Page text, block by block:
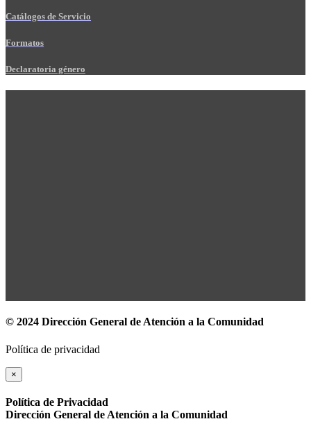
Catálogos de Servicio
Formatos
Declaratoria género
© 2024 Dirección General de Atención a la Comunidad
Política de privacidad
×
Política de Privacidad
Dirección General de Atención a la Comunidad